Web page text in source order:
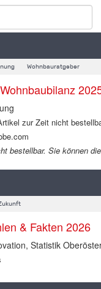
Wohnbauratgeber
zur Zeit nicht
bestellbar. Sie können
& Fakten 2026
Statistik